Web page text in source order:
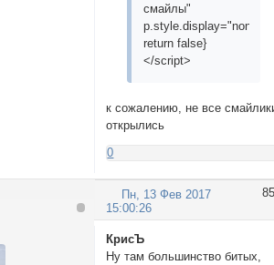
смайлы"
p.style.display="none"}
return false}
</script>
к сожалению, не все
открылись
0
85
Пн, 13 Фев 2017
15:00:26
КрисЪ
Ну там большинство битых,